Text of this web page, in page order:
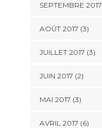
SEPTEMBRE 2017
AOÛT 2017 (3)
JUILLET 2017 (3)
JUIN 2017 (2)
MAI 2017 (3)
AVRIL 2017 (6)